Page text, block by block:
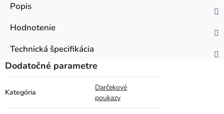
Popis
Hodnotenie
Technická špecifikácia
Dodatočné parametre
Kategória
Darčekové
poukazy